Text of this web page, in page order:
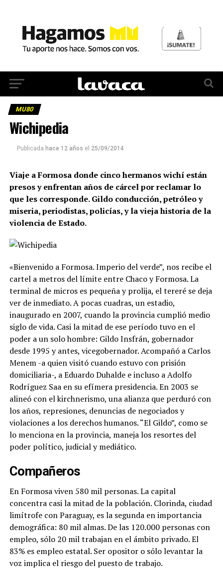
MU80
Wichipedia
Publicada hace 12 años el 25/09/2014
Viaje a Formosa donde cinco hermanos wichí están
presos y enfrentan años de cárcel por reclamar lo
que les corresponde. Gildo conducción, petróleo y
miseria, periodistas, policías, y la vieja historia de la
violencia de Estado.
«Bienvenido a Formosa. Imperio del verde”, nos recibe el
cartel a metros del límite entre Chaco y Formosa. La
terminal de micros es pequeña y prolija, el tereré se deja
ver de inmediato. A pocas cuadras, un estadio,
inaugurado en 2007, cuando la provincia cumplió medio
siglo de vida. Casi la mitad de ese período tuvo en el
poder a un solo hombre: Gildo Insfrán, gobernador
desde 1995 y antes, vicegobernador. Acompañó a Carlos
Menem -a quien visitó cuando estuvo con prisión
domiciliaria-, a Eduardo Duhalde e incluso a Adolfo
Rodríguez Saa en su efímera presidencia. En 2003 se
alineó con el kirchnerismo, una alianza que perduró con
los años, represiones, denuncias de negociados y
violaciones a los derechos humanos. “El Gildo”, como se
lo menciona en la provincia, maneja los resortes del
poder político, judicial y mediático.
Compañeros
En Formosa viven 580 mil personas. La capital
concentra casi la mitad de la población. Clorinda, ciudad
limítrofe con Paraguay, es la segunda en importancia
demográfica: 80 mil almas. De las 120.000 personas con
empleo, sólo 20 mil trabajan en el ámbito privado. El
83% es empleo estatal. Ser opositor o sólo levantar la
voz implica el riesgo del puesto de trabajo.